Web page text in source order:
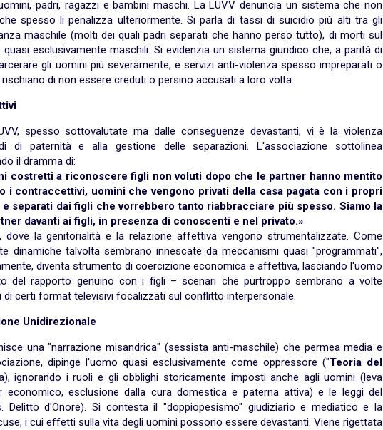
padri, ragazzi e bambini maschi. La LUVV denuncia un sistema che non
spesso li penalizza ulteriormente. Si parla di tassi di suicidio più alti tra gli
maschile (molti dei quali padri separati che hanno perso tutto), di morti sul
esclusivamente maschili. Si evidenzia un sistema giuridico che, a parità di
gli uomini più severamente, e servizi anti-violenza spesso impreparati o
di non essere creduti o persino accusati a loro volta.
spesso sottovalutate ma dalle conseguenze devastanti, vi è la violenza
di paternità e alla gestione delle separazioni. L'associazione sottolinea
il dramma di:
costretti a riconoscere figli non voluti dopo che le partner hanno mentito
i contraccettivi, uomini che vengono privati della casa pagata con i propri
separati dai figli che vorrebbero tanto riabbracciare più spesso. Siamo la
davanti ai figli, in presenza di conoscenti e nel privato.»
la genitorialità e la relazione affettiva vengono strumentalizzate. Come
dinamiche talvolta sembrano innescate da meccanismi quasi "programmati",
diventa strumento di coercizione economica e affettiva, lasciando l'uomo
del rapporto genuino con i figli – scenari che purtroppo sembrano a volte
certi format televisivi focalizzati sul conflitto interpersonale.
Unidirezionale
una "narrazione misandrica" (sessista anti-maschile) che permea media e
dipinge l'uomo quasi esclusivamente come oppressore ("Teoria del
ignorando i ruoli e gli obblighi storicamente imposti anche agli uomini (leva
economico, esclusione dalla cura domestica e paterna attiva) e le leggi del
Delitto d'Onore). Si contesta il "doppiopesismo" giudiziario e mediatico e la
i cui effetti sulla vita degli uomini possono essere devastanti. Viene rigettata